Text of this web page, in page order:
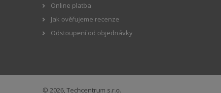
Online platba
Jak ověřujeme recenze
Odstoupení od objednávky
© 2026, Techcentrum s.r.o.